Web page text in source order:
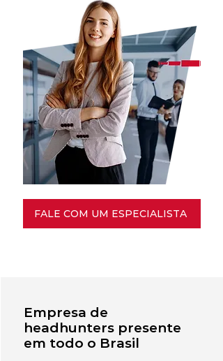
FALE COM UM ESPECIALISTA
Empresa de
headhunters presente
em todo o Brasil